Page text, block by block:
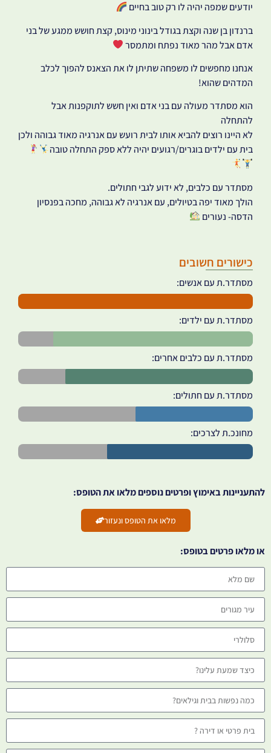
יודעים שמפה יהיה לו רק טוב בחיים
ברנדון בן שנה וקצת בגודל בינוני מינוס, קצת חושש ממגע של בני
אדם אבל מהר מאוד נפתח ומתמסר
אנחנו מחפשים לו משפחה שתיתן לו את הצאנס להפוך לכלב
המדהים שהוא!
הוא מסתדר מעולה עם בני אדם ואין חשש לתוקפנות אבל
להתחלה
לא היינו רוצים להביא אותו לבית רועש עם אנרגיה מאוד גבוהה ולכן
בית עם ילדים בוגרים/רגועים יהיה ללא ספק התחלה טובה
מסתדר עם כלבים, לא ידוע לגבי חתולים.
הולך מאוד יפה בטיולים, עם אנרגיה לא גבוהה, מחכה בפנסיון
הדסה- נעורים
כישורים חשובים
מסתדר.ת עם אנשים:
מסתדר.ת עם ילדים:
מסתדר.ת עם כלבים אחרים:
מסתדר.ת עם חתולים:
מחונכ.ת לצרכים:
להתעניינות באימוץ ופרטים נוספים מלאו את הטופס:
מלאו את הטופס ונעזור
או מלאו פרטים בטופס: